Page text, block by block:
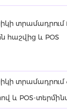
տրամադրում
հաշվից և POS
և POS-